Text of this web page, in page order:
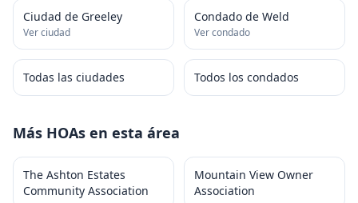
Ciudad de Greeley
Ver ciudad
Condado de Weld
Ver condado
Todas las ciudades Todos los condados
Más HOAs en esta área
The Ashton Estates
Community Association
Mountain View Owner
Association